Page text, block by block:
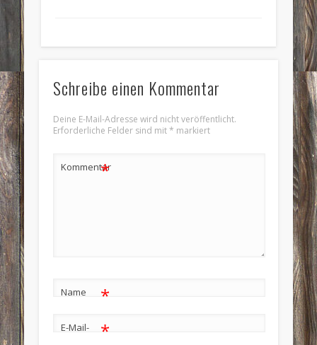
Schreibe einen Kommentar
Deine E-Mail-Adresse wird nicht veröffentlicht.
Erforderliche Felder sind mit* markiert
Kommentar
*
Name *
E-Mail-
*